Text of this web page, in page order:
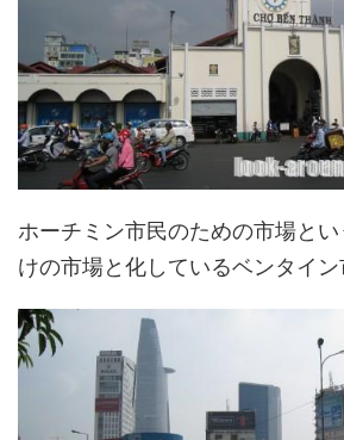
ホーチミン市民のための市場と
けの市場と化しているベンタイン